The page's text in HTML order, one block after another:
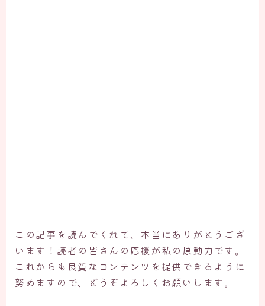
この記事を読んでくれて、本当にありがとうござ
います！読者の皆さんの応援が私の原動力です。
これからも良質なコンテンツを提供できるように
努めますので、どうぞよろしくお願いします。